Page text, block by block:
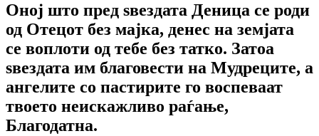
Оној што пред ѕвездата Деница се роди
од Отецот без мајка, денес на земјата
се воплоти од тебе без татко. Затоа
ѕвездата им благовести на Мудреците, а
ангелите со пастирите го воспеваат
твоето неискажливо раѓање,
Благодатна.